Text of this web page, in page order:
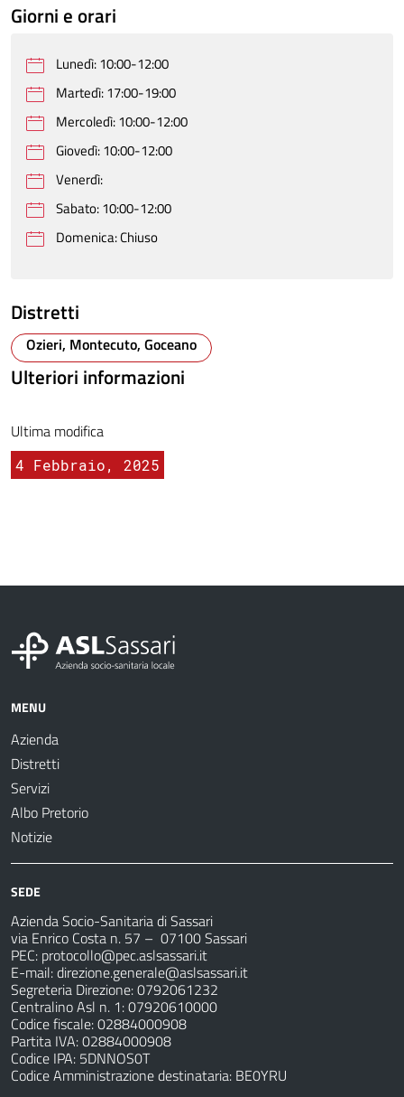
Giorni e orari
Lunedì: 10:00-12:00
Martedì: 17:00-19:00
Mercoledì: 10:00-12:00
Giovedì: 10:00-12:00
Venerdì:
Sabato: 10:00-12:00
Domenica: Chiuso
Distretti
Ozieri, Montecuto, Goceano
Ulteriori informazioni
Ultima modifica
4 Febbraio, 2025
MENU
Azienda
Distretti
Servizi
Albo Pretorio
Notizie
SEDE
Azienda Socio-Sanitaria di Sassari
via Enrico Costa n. 57 – 07100 Sassari
PEC: protocollo@pec.aslsassari.it
E-mail:direzione.generale@aslsassari.it
Segreteria Direzione: 0792061232
Centralino Asl n. 1: 07920610000
Codice fiscale: 02884000908
Partita IVA: 02884000908
Codice IPA: 5DNNOS0T
Codice Amministrazione destinataria: BE0YRU